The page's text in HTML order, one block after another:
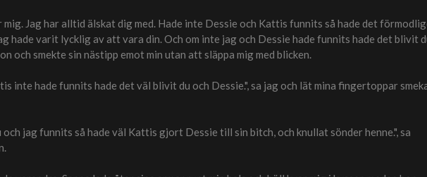
mig. Jag har alltid älskat dig med. Hade inte Dessie och Kattis funnits så hade det
hade varit lycklig av att vara din. Och om inte jag och Dessie hade funnits hade det blivit
och smekte sin nästipp emot min utan att släppa mig med blicken.
inte hade funnits hade det väl blivit du och Dessie.", sa jag och lät mina fingertoppar
och jag funnits så hade väl Kattis gjort Dessie till sin bitch, och knullat sönder henne.", sa